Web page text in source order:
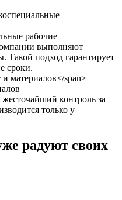
рабочие
выполняют
Такой подход гарантирует
сроки.
контроль за
только у
радуют своих